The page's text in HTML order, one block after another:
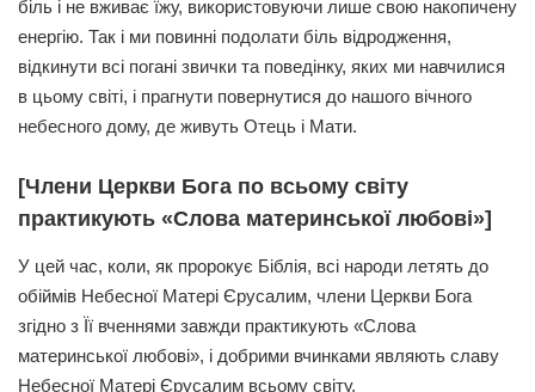
біль і не вживає їжу, використовуючи лише свою накопичену
енергію. Так і ми повинні подолати біль відродження,
відкинути всі погані звички та поведінку, яких ми навчилися
в цьому світі, і прагнути повернутися до нашого вічного
небесного дому, де живуть Отець і Мати.
[Члени Церкви Бога по всьому світу
практикують «Слова материнської любові»]
У цей час, коли, як пророкує Біблія, всі народи летять до
обіймів Небесної Матері Єрусалим, члени Церкви Бога
згідно з Її вченнями завжди практикують «Слова
материнської любові», і добрими вчинками являють славу
Небесної Матері Єрусалим всьому світу.